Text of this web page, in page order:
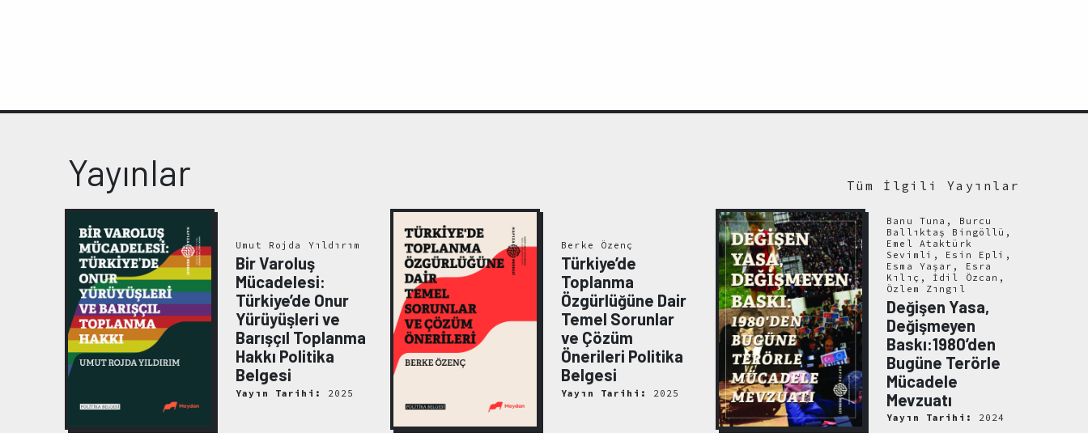
Yayınlar Tüm İlgili Yayınlar
Umut Rojda Yıldırım
Bir Varoluş
Mücadelesi:
Türkiye’de Onur
Yürüyüşleri ve
Barışçıl Toplanma
Hakkı Politika
Belgesi
Yayın Tarihi: 2025
Berke Özenç
Türkiye’de
Toplanma
Özgürlüğüne Dair
Temel Sorunlar
ve Çözüm
Önerileri Politika
Belgesi
Yayın Tarihi: 2025
Banu Tuna, Burcu
Ballıktaş Bingöllü,
Emel Ataktürk
Sevimli, Esin Epli,
Esma Yaşar, Esra
Kılıç, İdil Özcan,
Özlem Zıngıl
Değişen Yasa,
Değişmeyen
Baskı:1980’den
Bugüne Terörle
Mücadele
Mevzuatı
Yayın Tarihi: 2024